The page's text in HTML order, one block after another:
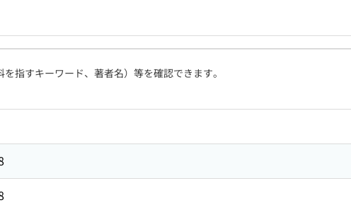
指すキーワード、著者名）等を確認できます。